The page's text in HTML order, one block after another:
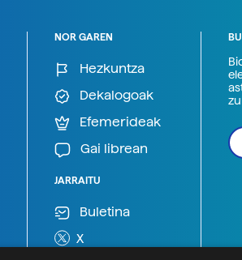
NOR GAREN
Hezkuntza
Dekalogoak
Efemerideak
Gai librean
JARRAITU
Buletina
X